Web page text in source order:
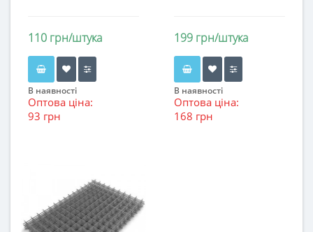
110 грн/штука
В наявності
Оптова ціна:
93 грн
199 грн/штука
В наявності
Оптова ціна:
168 грн